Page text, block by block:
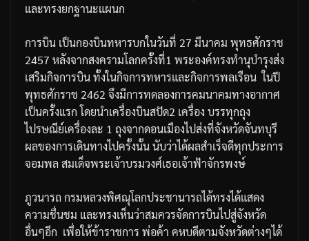
และทรงยกฐานะแผนก
การบิน เป็นกองบินทหารบกในวันที่ 27 มีนาคม พุทธศักราช
2457 หลังจากสงครามโลกครั้งที่1 พระองค์ทรงทำนุบำรุงส่ง
เสริมกิจการบินทั้งในกิจการทหารและกิจการพลเรือน ในปี
พุทธศักราช 2462 จึงมีการทดลองการคมนาคมทางอากาศ
เป็นครั้งแรก โดยนำเครื่องบินสปัด2 เครื่อง บรรทุกถุง
ไปรษณีย์เครื่องละ 1 ถุงจากดอนเมืองไปส่งที่จังหวัดจันทบุรี
ผลของการเดินทางไปครั้งนั้นนับว่าได้ผลสำเร็จดีทุกประการ
จอมพล สมเด็จพระเจ้าบรมวงศ์เธอเจ้าฟ้าจักรพงษ์
ภูวนารถ กรมหลวงพิศณุโลกประชานารถได้ทรงได้แสดง
ความชื่นชม และทรงเห็นว่าสมควรจัดการบินไปสู่จังหวัด
อื่นๆอีก เพื่อให้ข้าราชการ พ่อค้า คหบดีตามจังหวัดต่างๆได้